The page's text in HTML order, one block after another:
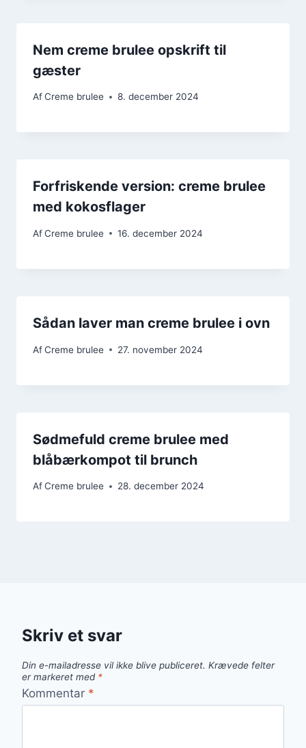
Nem creme brulee opskrift til
gæster
AfCreme brulee 8. december 2024
Forfriskende version: creme brulee
med kokosflager
AfCreme brulee 16. december 2024
Sådan laver man creme brulee i ovn
AfCreme brulee 27. november 2024
Sødmefuld creme brulee med
blåbærkompot til brunch
AfCreme brulee 28. december 2024
Skriv et svar
Din e-mailadresse vil ikke blive publiceret. Krævede felter
er markeret med *
Kommentar *